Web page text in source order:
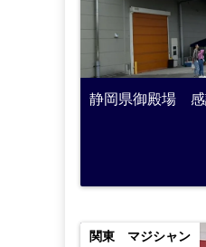
静岡県御殿場 感
関東 マジシャン